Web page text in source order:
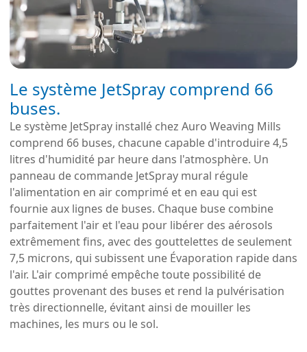
Le système JetSpray comprend 66
buses.
Le système JetSpray installé chez Auro Weaving Mills
comprend 66 buses, chacune capable d'introduire 4,5
litres d'humidité par heure dans l'atmosphère. Un
panneau de commande JetSpray mural régule
l'alimentation en air comprimé et en eau qui est
fournie aux lignes de buses. Chaque buse combine
parfaitement l'air et l'eau pour libérer des aérosols
extrêmement fins, avec des gouttelettes de seulement
7,5 microns, qui subissent une Évaporation rapide dans
l'air. L'air comprimé empêche toute possibilité de
gouttes provenant des buses et rend la pulvérisation
très directionnelle, évitant ainsi de mouiller les
machines, les murs ou le sol.